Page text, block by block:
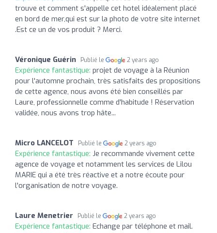
trouve et comment s'appelle cet hotel idéalement placé
en bord de mer,qui est sur la photo de votre site internet
.Est ce un de vos produit ? Merci.
Véronique Guérin Publié le 2 years ago
Expérience fantastique: projet de voyage à la Réunion
pour l'automne prochain, très satisfaits des propositions
de cette agence, nous avons été bien conseillés par
Laure, professionnelle comme d'habitude ! Réservation
validée, nous avons trop hâte...
Micro LANCELOT Publié le 2 years ago
Expérience fantastique: Je recommande vivement cette
agence de voyage et notamment les services de Lilou
MARIE qui a été très réactive et a notre écoute pour
l'organisation de notre voyage.
Laure Menetrier Publié le 2 years ago
Expérience fantastique: Echange par téléphone et mail.